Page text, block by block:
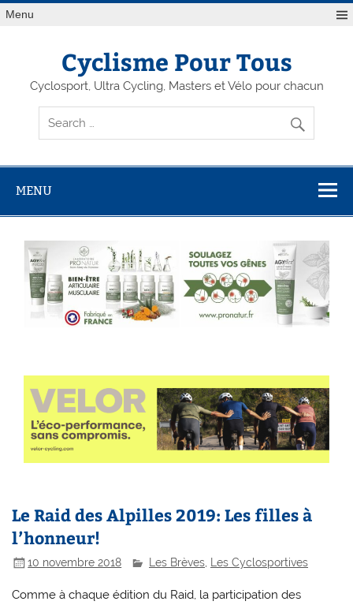
Menu
Cyclisme Pour Tous
Cyclosport, Ultra Cycling, Masters et Vélo pour chacun
MENU
Le Raid des Alpilles 2019: Les filles à
l’honneur!
10 novembre 2018 Les Brèves Les Cyclosportives
Comme à chaque édition du Raid, la participation des